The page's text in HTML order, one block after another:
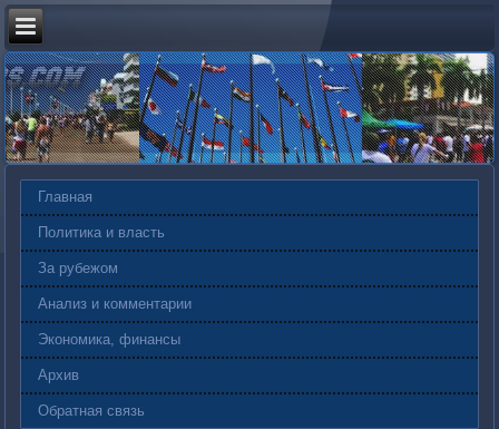
Главная
Политика и власть
За рубежом
Анализ и комментарии
Экономика, финансы
Архив
Обратная связь